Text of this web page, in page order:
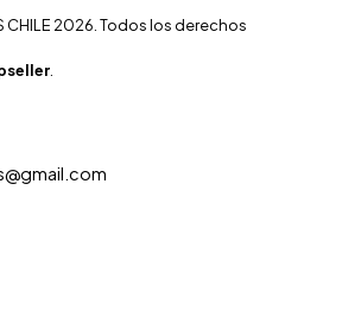
CHILE 2026. Todos los derechos
.